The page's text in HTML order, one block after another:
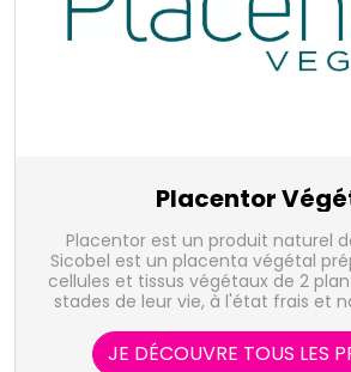
Placentor
Placentor est un produit naturel
Sicobel est un placenta végétal
cellules et tissus végétaux de 2
stades de leur vie, à l'état frais et
alimentant le fruit pendant sa
JE DÉCOUVRE TOUS LES